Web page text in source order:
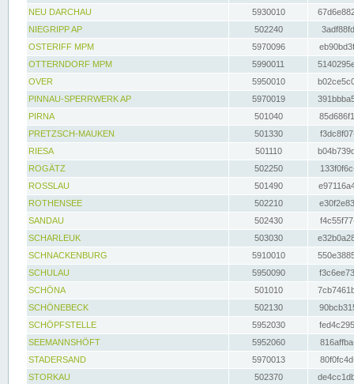
NEU DARCHAU
5930010
NIEGRIPP AP
502240
OSTERIFF MPM
5970096
OTTERNDORF MPM
5990011
OVER
5950010
PINNAU-SPERRWERK AP
5970019
PIRNA
501040
PRETZSCH-MAUKEN
501330
RIESA
501110
ROGÄTZ
502250
ROSSLAU
501490
ROTHENSEE
502210
SANDAU
502430
SCHARLEUK
503030
SCHNACKENBURG
5910010
SCHULAU
5950090
SCHÖNA
501010
SCHÖNEBECK
502130
SCHÖPFSTELLE
5952030
SEEMANNSHÖFT
5952060
STADERSAND
5970013
STORKAU
502370